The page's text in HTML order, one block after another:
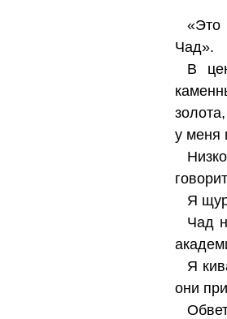
«Это
Чад».
В
у меня
Я
Чад
Я
они